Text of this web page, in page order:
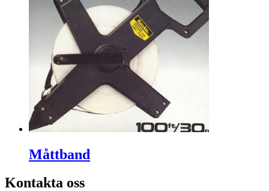
Måttband
Kontakta oss